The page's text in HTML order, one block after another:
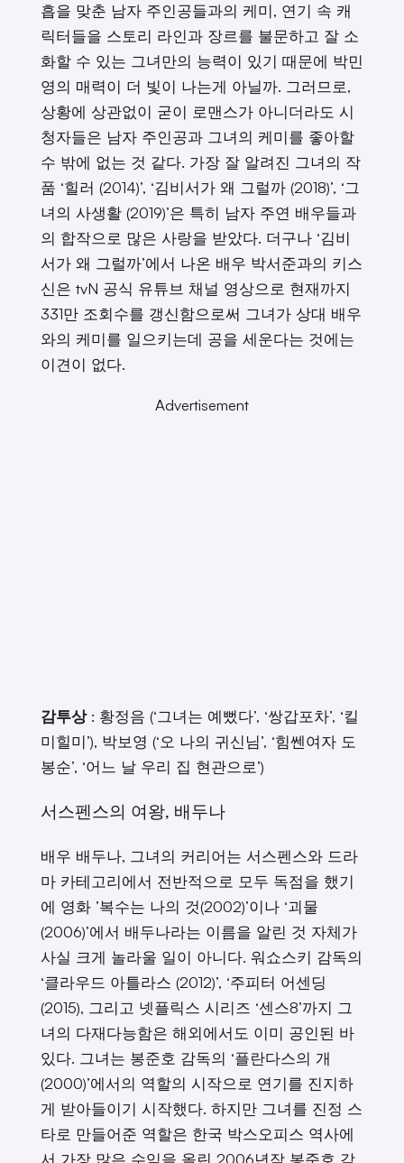
흡을 맞춘 남자 주인공들과의 케미, 연기 속 캐
릭터들을 스토리 라인과 장르를 불문하고 잘 소
화할 수 있는 그녀만의 능력이 있기 때문에 박민
영의 매력이 더 빛이 나는게 아닐까. 그러므로,
상황에 상관없이 굳이 로맨스가 아니더라도 시
청자들은 남자 주인공과 그녀의 케미를 좋아할
수 밖에 없는 것 같다. 가장 잘 알려진 그녀의 작
품 ‘힐러 (2014)’, ‘김비서가 왜 그럴까 (2018)’, ‘그
녀의 사생활 (2019)’은 특히 남자 주연 배우들과
의 합작으로 많은 사랑을 받았다. 더구나 ‘김비
서가 왜 그럴까’에서 나온 배우 박서준과의 키스
신은 tvN 공식 유튜브 채널 영상으로 현재까지
331만 조회수를 갱신함으로써 그녀가 상대 배우
와의 케미를 일으키는데 공을 세운다는 것에는
이견이 없다.
Advertisement
감투상: 황정음 (‘그녀는 예뻤다’, ‘쌍갑포차’, ‘킬
미힐미’), 박보영 (‘오 나의 귀신님’, ‘힘쎈여자 도
봉순’, ‘어느 날 우리 집 현관으로’)
서스펜스의 여왕, 배두나
배우 배두나, 그녀의 커리어는 서스펜스와 드라
마 카테고리에서 전반적으로 모두 독점을 했기
에 영화 ’복수는 나의 것(2002)’이나 ‘괴물
(2006)’에서 배두나라는 이름을 알린 것 자체가
사실 크게 놀라울 일이 아니다. 워쇼스키 감독의
‘클라우드 아틀라스 (2012)’, ‘주피터 어센딩
(2015), 그리고 넷플릭스 시리즈 ‘센스8’까지 그
녀의 다재다능함은 해외에서도 이미 공인된 바
있다. 그녀는 봉준호 감독의 ‘플란다스의 개
(2000)’에서의 역할의 시작으로 연기를 진지하
게 받아들이기 시작했다. 하지만 그녀를 진정 스
타로 만들어준 역할은 한국 박스오피스 역사에
서 가장 많은 수익을 올린 2006년작 봉준호 감